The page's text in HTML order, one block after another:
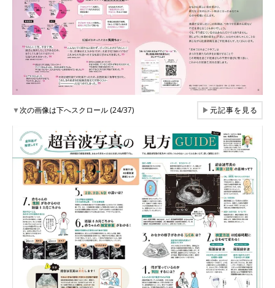
▼次の画像は下へスクロール (24/37) ▶元記事を見る